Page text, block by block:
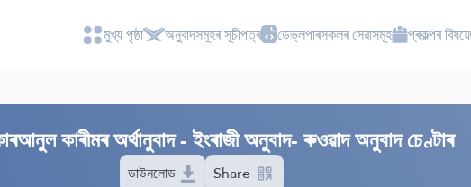
মুখ্য পৃষ্ঠা অনুবাদসমূহৰ সূচীপত্ৰ ডেভ্লপাৰসকলৰ সেৱাসমূহ প্ৰকল্পৰ বিষয়ে
কাৰীমৰ অৰ্থানুবাদ - ইংৰাজী অনুবাদ- ৰুওৱাদ অনুবাদ চেণ্টাৰ
ডাউনলোড Share